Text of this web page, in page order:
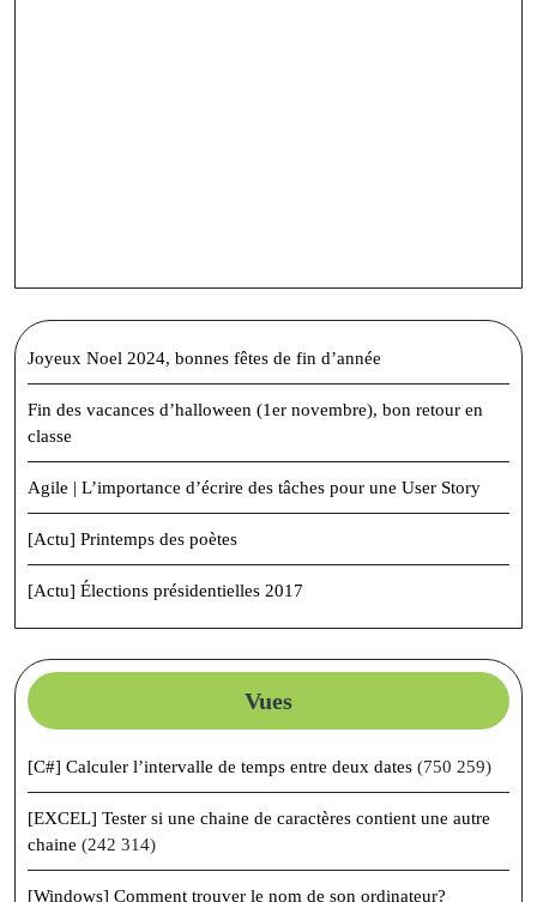
Joyeux Noel 2024, bonnes fêtes de fin d’année
Fin des vacances d’halloween (1er novembre), bon retour en
classe
Agile | L’importance d’écrire des tâches pour une User Story
[Actu] Printemps des poètes
[Actu] Élections présidentielles 2017
Vues
[C#] Calculer l’intervalle de temps entre deux dates (750 259)
[EXCEL] Tester si une chaine de caractères contient une autre
chaine (242 314)
[Windows] Comment trouver le nom de son ordinateur?